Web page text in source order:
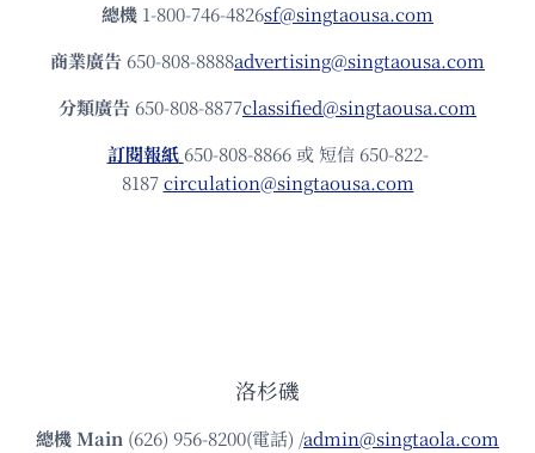
總機 1-800-746-4826sf@singtaousa.com
商業廣告 650-808-8888advertising@singtaousa.com
分類廣告 650-808-8877classified@singtaousa.com
訂閱報紙 650-808-8866 或 短信 650-822-
8187circulation@singtaousa.com
洛杉磯
總機Main (626) 956-8200(電話) /admin@singtaola.com